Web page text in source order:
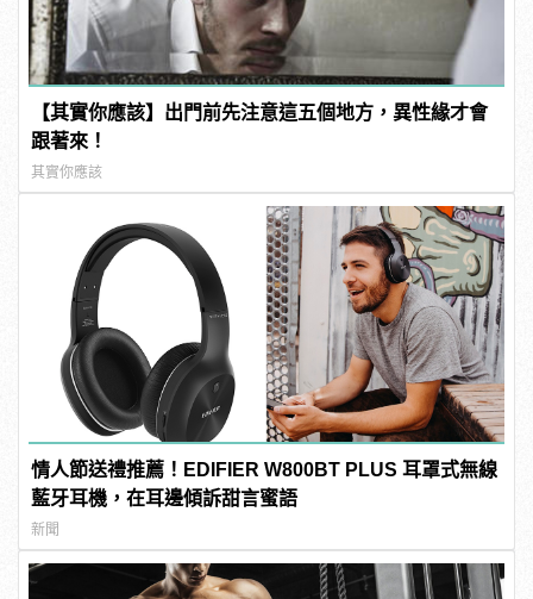
【其實你應該】出門前先注意這五個地方，異性緣才會
跟著來！
其實你應該
情人節送禮推薦！EDIFIER W800BT PLUS 耳罩式無線
藍牙耳機，在耳邊傾訴甜言蜜語
新聞